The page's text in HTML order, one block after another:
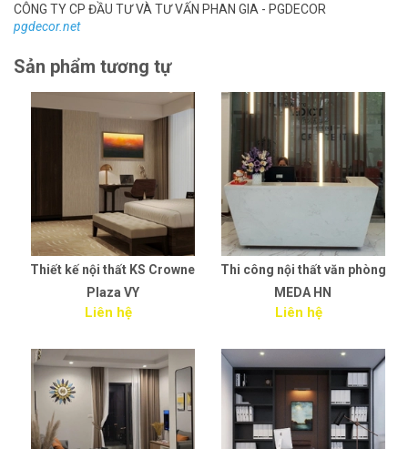
CÔNG TY CP ĐẦU TƯ VÀ TƯ VẤN PHAN GIA - PGDECOR
pgdecor.net
Sản phẩm tương tự
Thiết kế nội thất KS Crowne
Plaza VY
Liên hệ
Thi công nội thất văn phòng
MEDA HN
Liên hệ